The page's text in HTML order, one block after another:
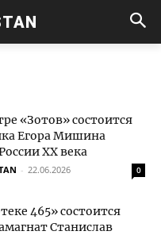
«Зотов» состоится
Егора Мишина
XX века
- 22.06.2026 0
465» состоится
Станислав